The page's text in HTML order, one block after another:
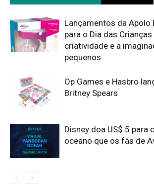
Lançamentos da Apolo
para o Dia das
criatividade e a
pequenos
Op Games e Hasbro
Britney Spears
Disney doa US$ 5 para
oceano que os fãs de